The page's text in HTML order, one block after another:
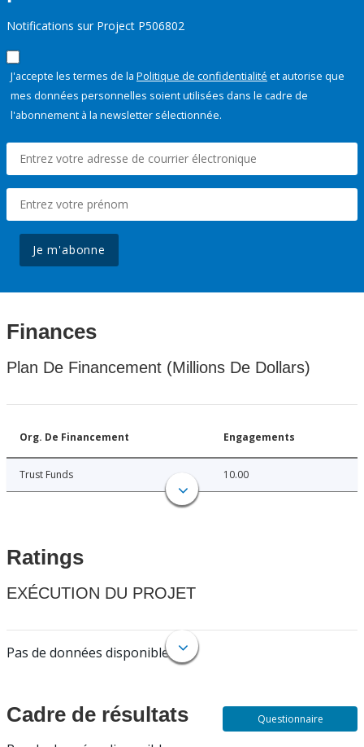
Notifications sur Project P506802
J'accepte les termes de la Politique de confidentialité et autorise que
mes données personnelles soient utilisées dans le cadre de
l'abonnement à la newsletter sélectionnée.
Je m'abonne
Finances
Plan De Financement (Millions De Dollars)
Org. De Financement Engagements
Trust Funds 10.00
Ratings
EXÉCUTION DU PROJET
Pas de données disponibles.
Cadre de résultats Questionnaire